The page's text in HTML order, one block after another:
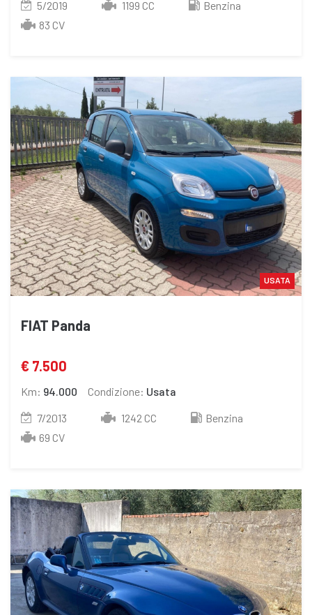
5/2019 1199 CC
Benzina
83 CV
USATA
FIAT Panda
€ 7.500
Km: 94.000 Condizione: Usata
7/2013
1242 CC
Benzina
69 CV